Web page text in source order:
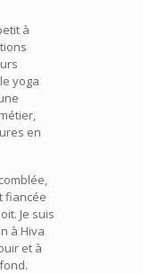
à
yoga
en
fiancée
Je suis
à Hiva
et à